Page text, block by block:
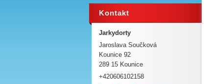
Kontakt
Jarkydorty
Jaroslava Součková
Kounice 92
289 15 Kounice
+420606102158